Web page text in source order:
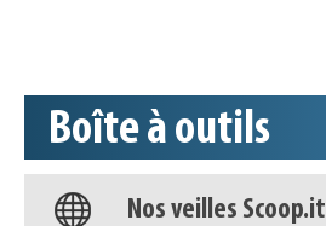
Boîte à outils
Base documentaire
Nos veilles Scoop.it